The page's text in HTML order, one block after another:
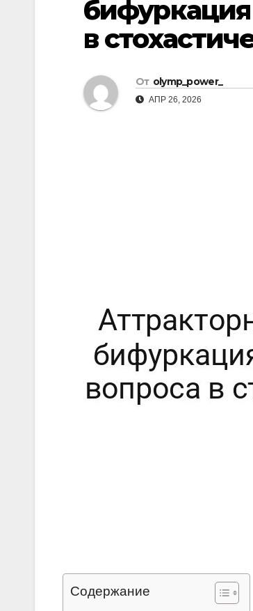
в
От olymp_power_
АПР 26, 2026
Содержание